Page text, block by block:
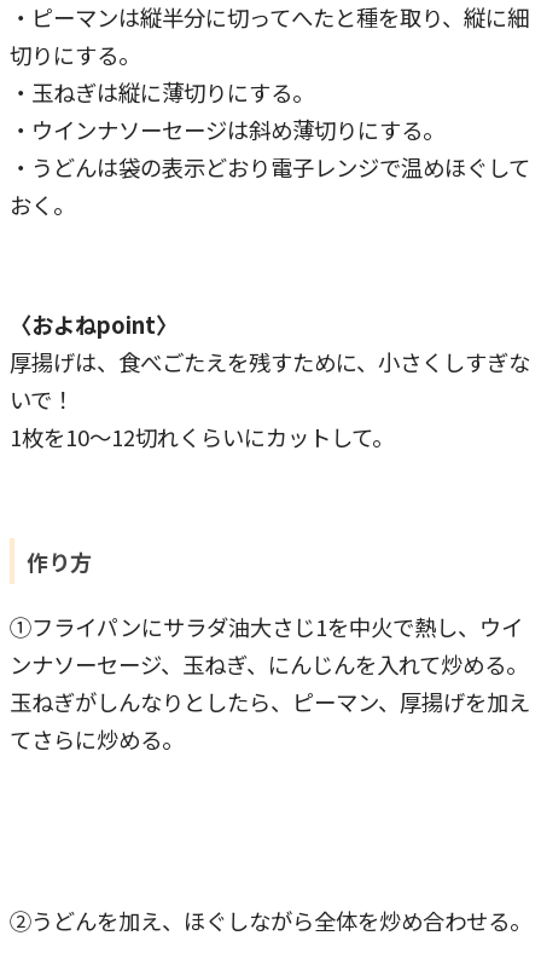
・ピーマンは縦半分に切ってへたと種を取り、縦に細
切りにする。
・玉ねぎは縦に薄切りにする。
・ウインナソーセージは斜め薄切りにする。
・うどんは袋の表示どおり電子レンジで温めほぐして
おく。
〈およねpoint〉
厚揚げは、食べごたえを残すために、小さくしすぎな
いで！
1枚を10〜12切れくらいにカットして。
作り方
①フライパンにサラダ油大さじ1を中火で熱し、ウイ
ンナソーセージ、玉ねぎ、にんじんを入れて炒める。
玉ねぎがしんなりとしたら、ピーマン、厚揚げを加え
てさらに炒める。
②うどんを加え、ほぐしながら全体を炒め合わせる。